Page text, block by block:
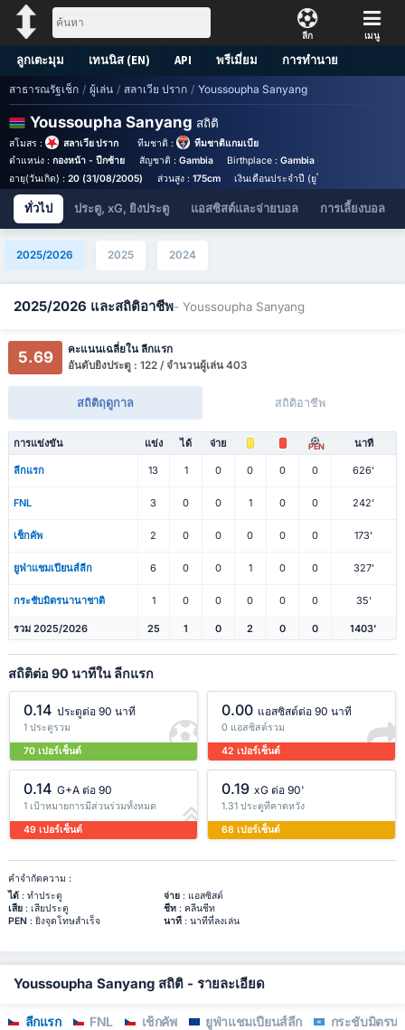
ลีก เมนู
ลูกเตะมุม เทนนิส (EN) API พรีเมี่ยม การทำนาย
สาธารณรัฐเช็ก / ผู้เล่น / สลาเวีย ปราก / Youssoupha Sanyang
Youssoupha Sanyang สถิติ
สโมสร : สลาเวีย ปราก ทีมชาติ :
ทีมชาติแกมเบีย
ตำแหน่ง : กองหน้า - ปีกซ้าย สัญชาติ : Gambia Birthplace :Gambia - Gambia
อายุ(วันเกิด) : 20 (31/08/2005) ส่วนสูง : 175cm เงินเดือนประจำปี (ยูโร) :
ทั่วไป ประตู, xG, ยิงประตู แอสซิสต์และจ่ายบอล การเลี้ยงบอล
2025/2026 2025 2024
2025/2026 และสถิติอาชีพ- Youssoupha Sanyang
5.69
คะแนนเฉลี่ยใน ลีกแรก
อันดับยิงประตู : 122 / จำนวนผู้เล่น 403
สถิติฤดูกาล สถิติอาชีพ
การแข่งขัน แข่ง ได้ จ่าย PEN นาที
ลีกแรก 13 1 0 0 0 0 626'
FNL 3 0 0 1 0 0 242'
เช็กคัพ 2 0 0 0 0 0 173'
ยูฟ่าแชมเปียนส์ลีก 6 0 0 1 0 0 327'
กระชับมิตรนานาชาติ 1 0 0 0 0 0 35'
รวม 2025/2026 25 1 0 2 0 0 1403'
สถิติต่อ 90 นาทีใน ลีกแรก
0.14 ประตูต่อ 90 นาที
1 ประตูรวม
70 เปอร์เซ็นต์
0.00 แอสซิสต์ต่อ 90 นาที
0 แอสซิสต์รวม
42 เปอร์เซ็นต์
0.14 G+A ต่อ 90
1 เป้าหมายการมีส่วนร่วมทั้งหมด
49 เปอร์เซ็นต์
0.19 xG ต่อ 90'
1.31 ประตูที่คาดหวัง
68 เปอร์เซ็นต์
คำจำกัดความ :
ได้: ทำประตู จ่าย: แอสซิสต์
เสีย: เสียประตู ชีท: คลีนชีท
PEN: ยิงจุดโทษสำเร็จ นาที: นาทีที่ลงเล่น
Youssoupha Sanyang สถิติ - รายละเอียด
ลีกแรก FNL เช็กคัพ ยูฟ่าแชมเปียนส์ลีก กระชับมิตรน